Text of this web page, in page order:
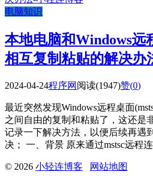
电脑知识
本地电脑和Windows远
相互复制粘贴的解决办
2024-04-24程序网 阅读(1947)赞(0)
最近突然发现Windows远程桌面
之间自由的复制和粘贴了，这还是
记录一下解决方法，以便后续再遇
决； 一、背景 原来通过mstsc远程
© 2026 小轻连博客 网站地图